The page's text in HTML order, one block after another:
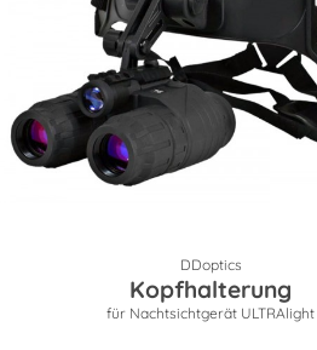
DDoptics
Kopfhalterung
für Nachtsichtgerät ULTRAlight